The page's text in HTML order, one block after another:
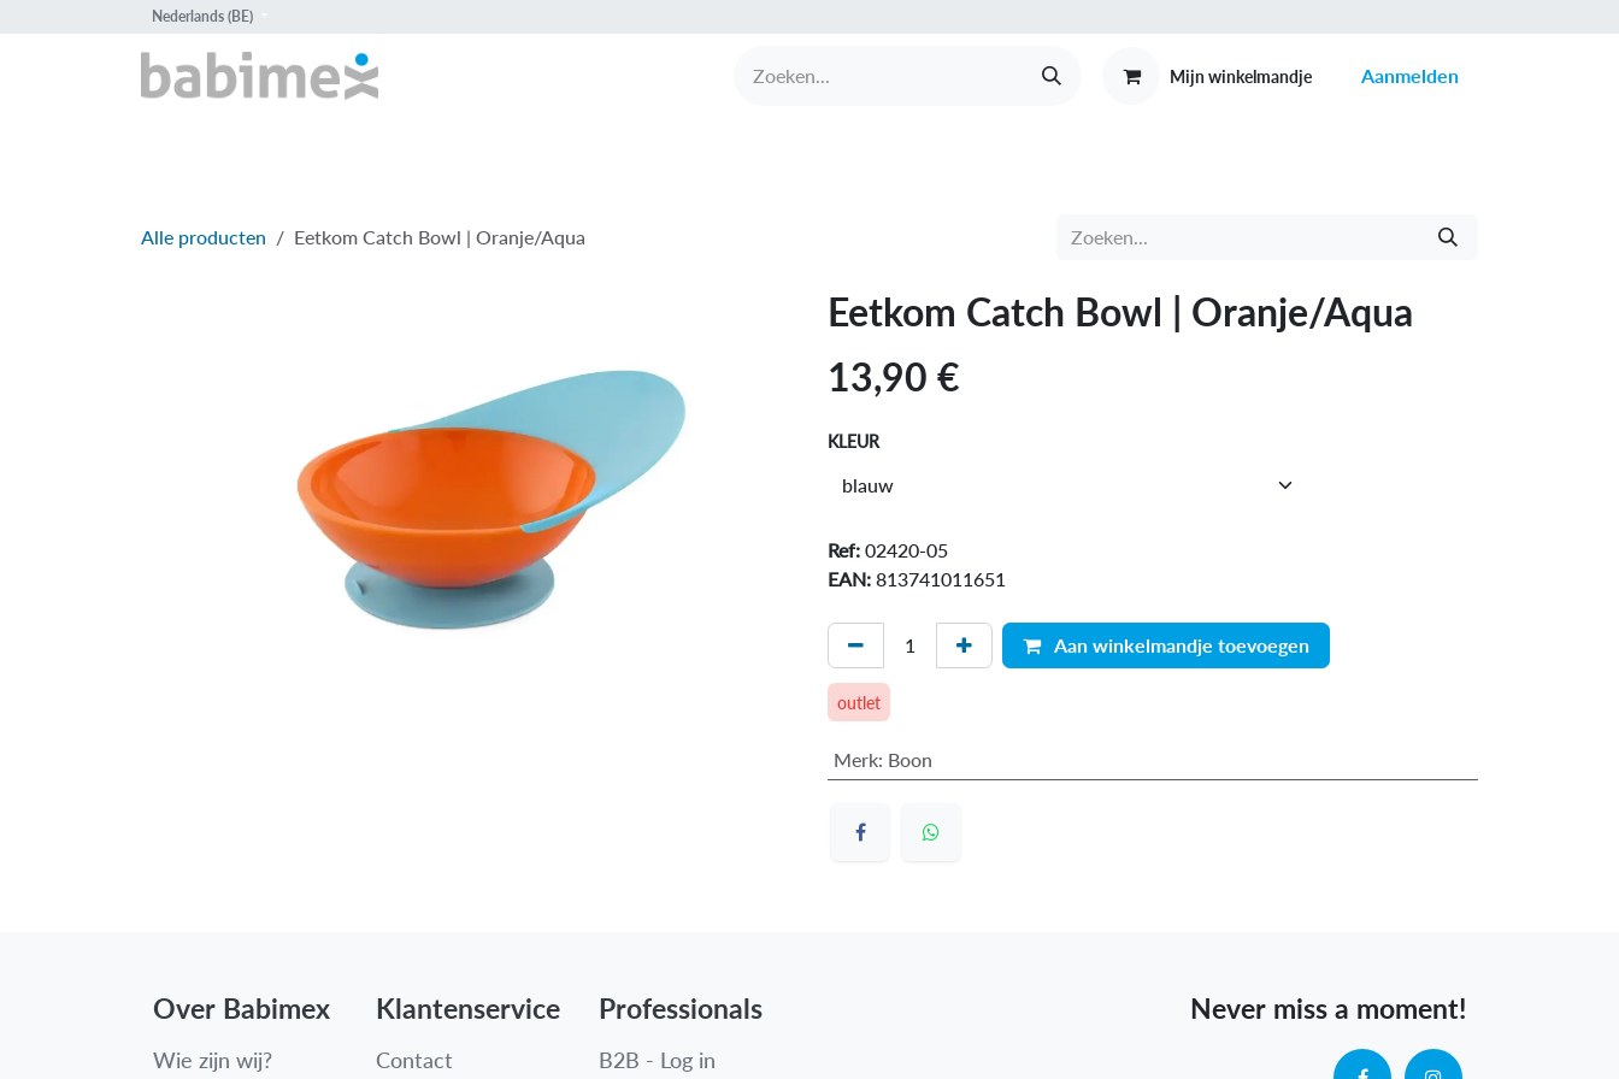
Overslaan naar inhoudNederlands (BE)
Mijn winkelmandje Aanmelden
Alle producten Eetkom Catch Bowl | Oranje/Aqua
Eetkom Catch Bowl | Oranje/Aqua
13,90 €
KLEUR
Ref: 02420-05
EAN: 813741011651
Aan winkelmandje toevoegen
outlet
Merk: Boon
Over Babimex
Wie zijn wij?
Never miss a moment!
Klantenservice
Contact
Professionals
B2B - Log in